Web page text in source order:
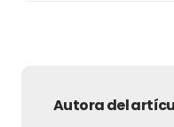
Autora del